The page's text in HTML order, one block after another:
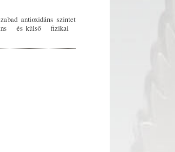
antioxidáns szintet
– és külső – fizikai –